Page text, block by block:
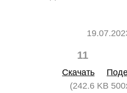
11
Скачать
(242.6 KB